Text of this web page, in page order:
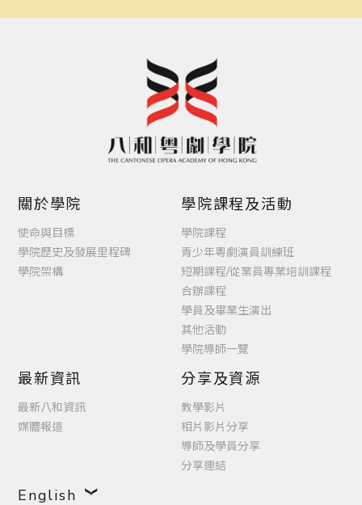
關於學院
使命與目標
學院歷史及發展里程碑
學院架構
學院課程及活動
學院課程
青少年粵劇演員訓練班
短期課程/從業員專業培訓課程
合辦課程
學員及畢業生演出
其他活動
學院導師一覽
最新資訊
最新八和資訊
媒體報道
分享及資源
教學影片
相片影片分享
導師及學員分享
分享連結
English